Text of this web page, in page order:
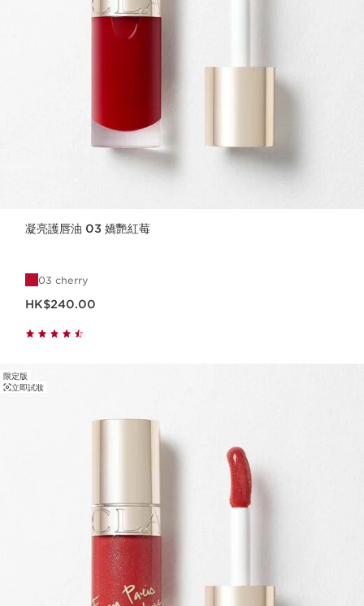
凝亮護唇油 03 嬌艷紅莓
03 cherry
HK$240.00
限定版
立即試妝